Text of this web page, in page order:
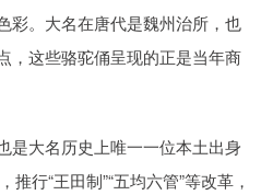
彩。大名在唐代是魏州治所，也
，这些骆驼俑呈现的正是当年商
是大名历史上唯一一位本土出身
推行“王田制”“五均六管”等改革，